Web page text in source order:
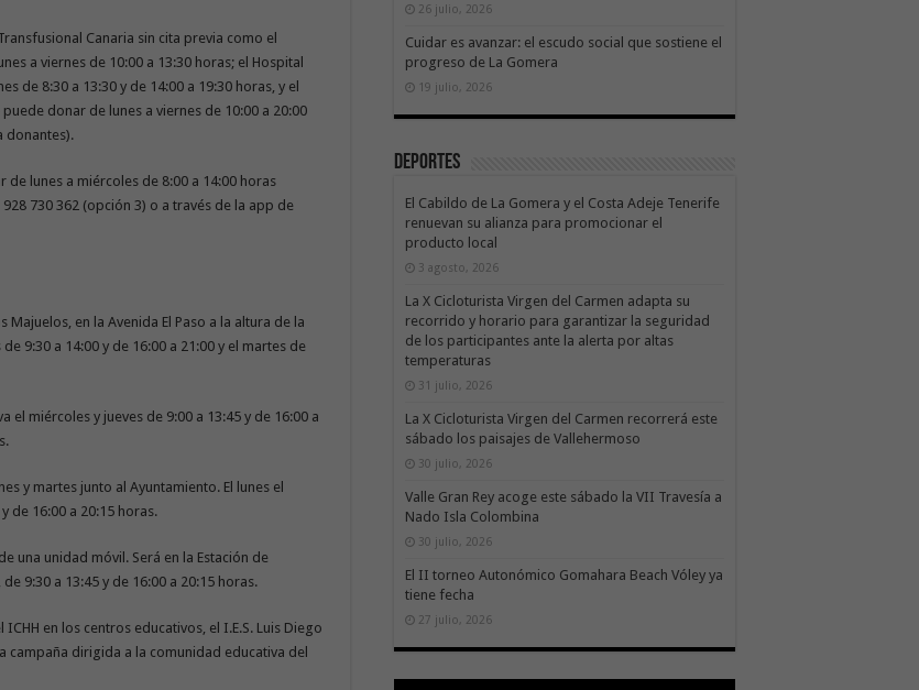
Canaria sin cita previa como el
a viernes de 10:00 a 13:30 horas; el Hospital
de 8:30 a 13:30 y de 14:00 a 19:30 horas, y el
donar de lunes a viernes de 10:00 a 20:00
donantes).
de lunes a miércoles de 8:00 a 14:00 horas
730 362 (opción 3) o a través de la app de
en la Avenida El Paso a la altura de la
9:30 a 14:00 y de 16:00 a 21:00 y el martes de
el miércoles y jueves de 9:00 a 13:45 y de 16:00 a
y martes junto al Ayuntamiento. El lunes el
de 16:00 a 20:15 horas.
una unidad móvil. Será en la Estación de
9:30 a 13:45 y de 16:00 a 20:15 horas.
en los centros educativos, el I.E.S. Luis Diego
campaña dirigida a la comunidad educativa del
26 julio, 2026
Cuidar es avanzar: el escudo social que sostiene el
progreso de La Gomera
19 julio, 2026
Deportes
El Cabildo de La Gomera y el Costa Adeje Tenerife
renuevan su alianza para promocionar el
producto local
3 agosto, 2026
La X Cicloturista Virgen del Carmen adapta su
recorrido y horario para garantizar la seguridad
de los participantes ante la alerta por altas
temperaturas
31 julio, 2026
La X Cicloturista Virgen del Carmen recorrerá este
sábado los paisajes de Vallehermoso
30 julio, 2026
Valle Gran Rey acoge este sábado la VII Travesía a
Nado Isla Colombina
30 julio, 2026
El II torneo Autonómico Gomahara Beach Vóley ya
tiene fecha
27 julio, 2026